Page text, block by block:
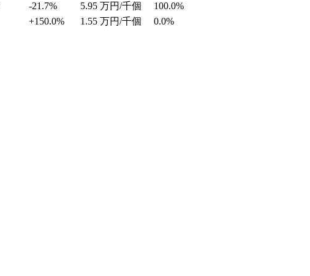
-21.7% 5.95 万円/千個
100.0%
+150.0% 1.55 万円/千個
0.0%